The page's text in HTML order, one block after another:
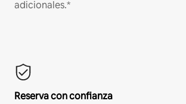
adicionales.*
Reserva con confianza